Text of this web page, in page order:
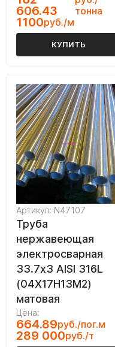
606.43
тонна
1100руб./м
КУПИТЬ
Артикул: N47107
Труба
нержавеющая
электросварная
33.7х3 AISI 316L
(04Х17Н13М2)
матовая
Цена:
664.89руб./пог.м
289 000руб./т